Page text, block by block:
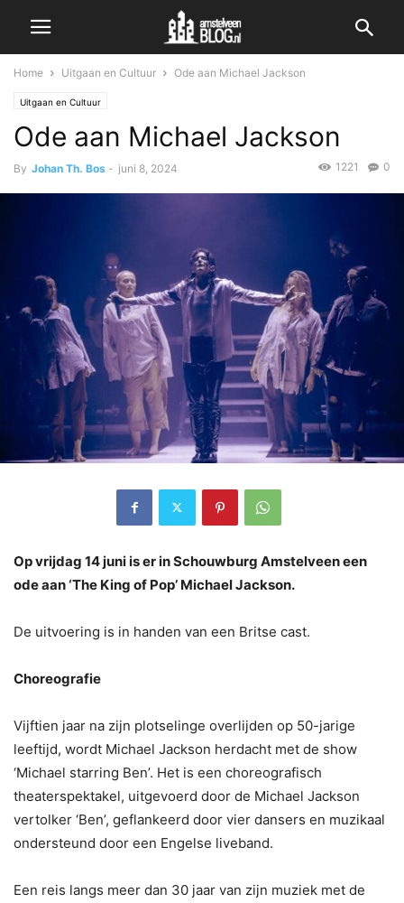
Home Uitgaan en Cultuur Ode aan Michael Jackson
Uitgaan en Cultuur
Ode aan Michael Jackson
By Johan Th. Bos - juni 8, 2024 0
1221
Op vrijdag 14 juni is er in Schouwburg Amstelveen een
ode aan ‘The King of Pop’ Michael Jackson.
De uitvoering is in handen van een Britse cast.
Choreografie
Vijftien jaar na zijn plotselinge overlijden op 50-jarige
leeftijd, wordt Michael Jackson herdacht met de show
‘Michael starring Ben’. Het is een choreografisch
theaterspektakel, uitgevoerd door de Michael Jackson
vertolker ‘Ben’, geflankeerd door vier dansers en muzikaal
ondersteund door een Engelse liveband.
Een reis langs meer dan 30 jaar van zijn muziek met de